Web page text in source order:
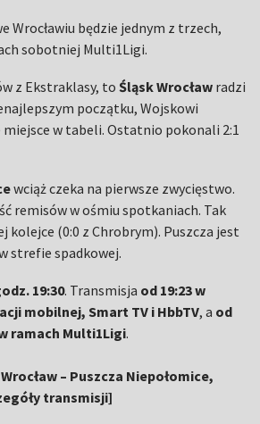
Wrocławiu będzie jednym z trzech,
sobotniej Multi1Ligi.
z Ekstraklasy, toŚląsk Wrocław radzi
początku, Wojskowi
miejsce w tabeli. Ostatnio pokonali 2:1
wciąż czeka na pierwsze zwycięstwo.
remisów w ośmiu spotkaniach. Tak
kolejce (0:0 z Chrobrym). Puszcza jest
strefie spadkowej.
19:30. Transmisja od 19:23 w
mobilnej, Smart TV i HbbTV, a od
ramach Multi1Ligi.
– Puszcza Niepołomice,
transmisji]